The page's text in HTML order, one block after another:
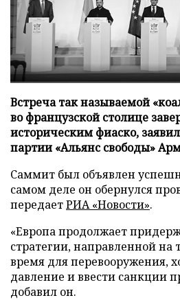
Встреча так называемой
во французской столице
историческим фиаско,
партии «Альянс свободы»
Саммит был объявлен
самом деле он обернулся
передаетРИА «Новости».
«Европа продолжает
стратегии, направленной на
время для перевооружения,
давление и ввести санкции
добавил он.